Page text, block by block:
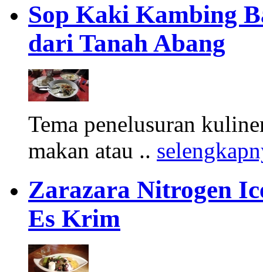
Sop Kaki Kambing
dari Tanah Abang
Tema penelusuran
makan atau ..
Zarazara Nitrogen
Es Krim